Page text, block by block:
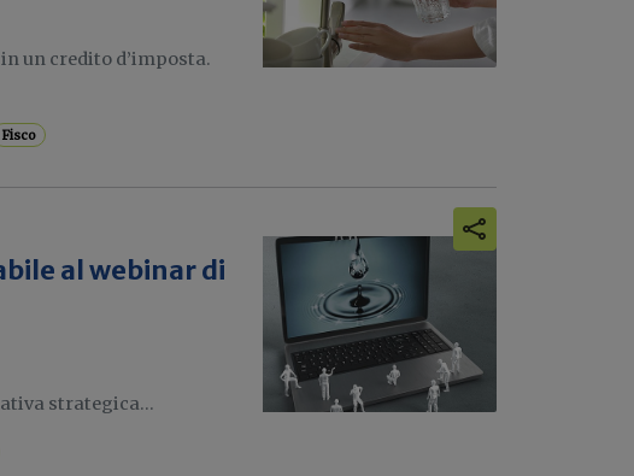
un credito d’imposta.
Fisco
al webinar di
strategica...